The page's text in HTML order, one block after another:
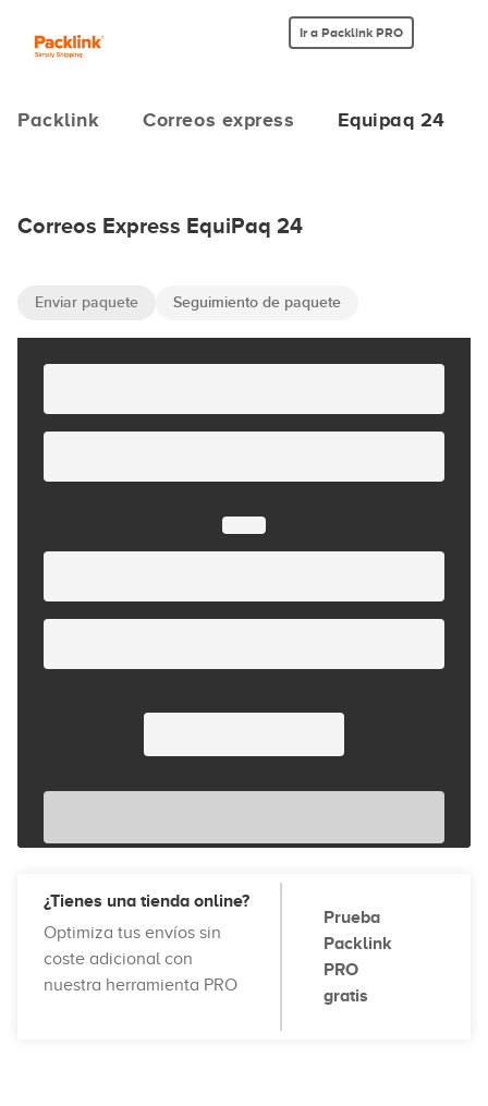
Ir a Packlink PRO
Packlink Correos express Equipaq 24
Correos Express EquiPaq 24
Enviar paquete Seguimiento de paquete
¿Tienes una tienda online?
Optimiza tus envíos sin
coste adicional con
nuestra herramienta PRO
Prueba
Packlink
PRO
gratis